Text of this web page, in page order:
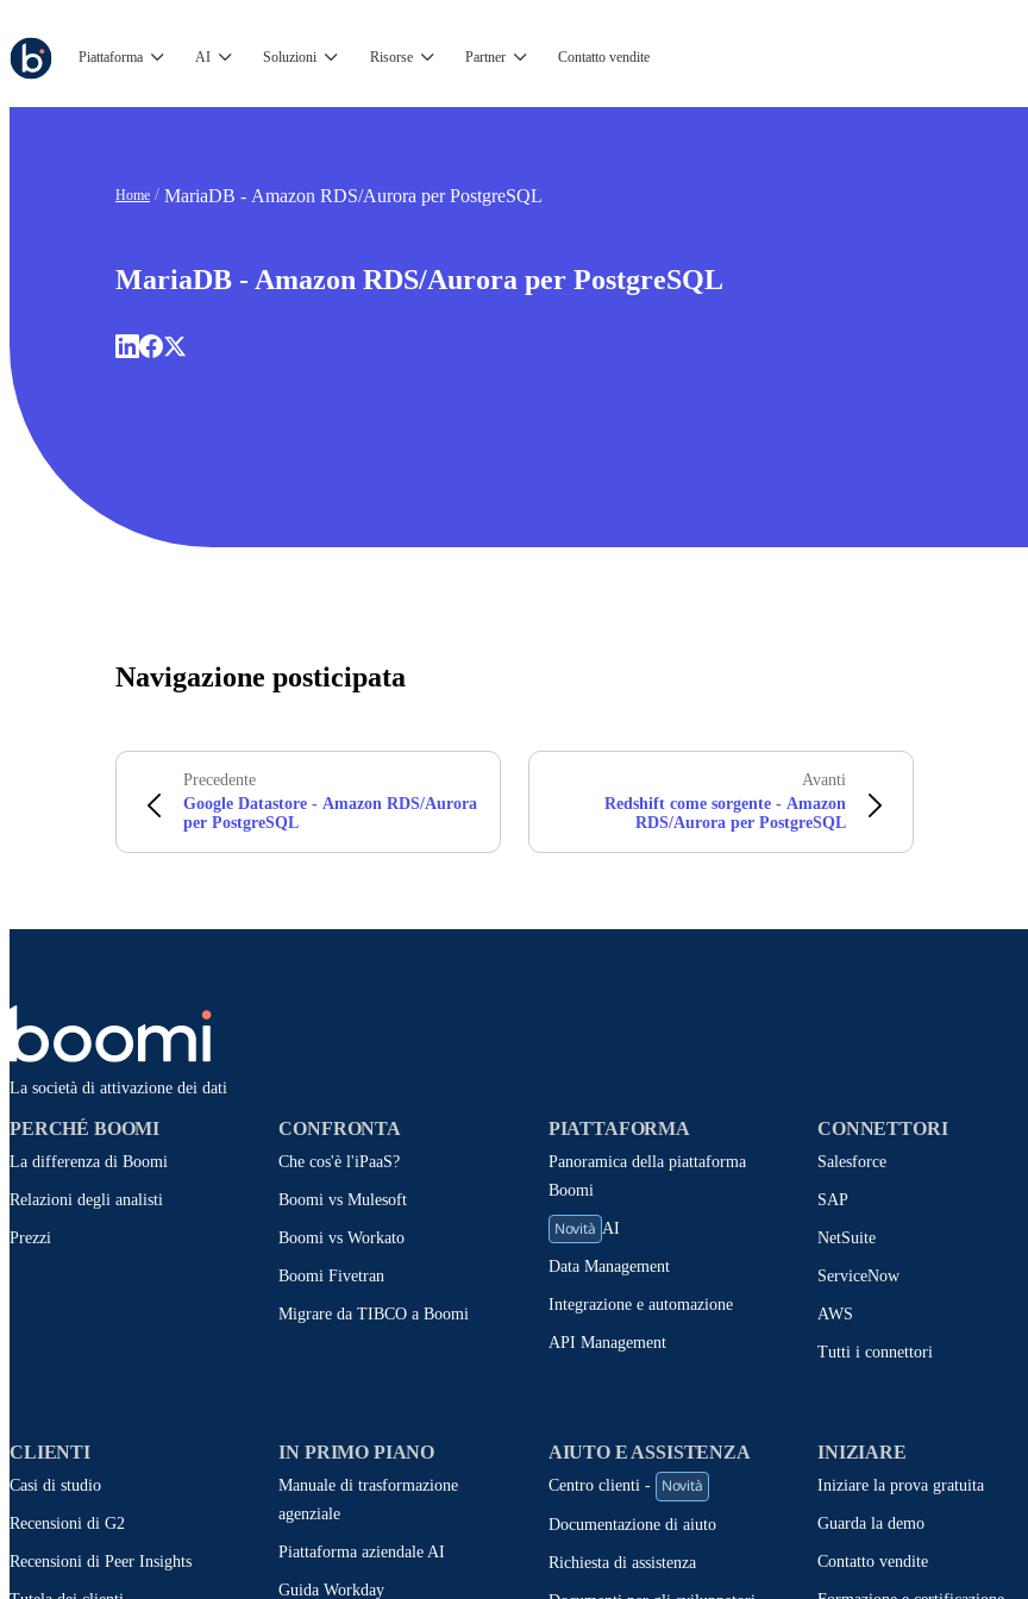
Piattaforma AI Soluzioni Risorse Partner Contatto vendite
Home MariaDB - Amazon RDS/Aurora per PostgreSQL
MariaDB - Amazon RDS/Aurora per PostgreSQL
Navigazione posticipata
Precedente
Google Datastore - Amazon RDS/Aurora
per PostgreSQL
Avanti
Redshift come sorgente - Amazon
RDS/Aurora per PostgreSQL
La società di attivazione dei dati
PERCHÉ BOOMI
La differenza di Boomi
Relazioni degli analisti
Prezzi
CONFRONTA
Che cos'è l'iPaaS?
Boomi vs Mulesoft
Boomi vs Workato
Boomi Fivetran
Migrare da TIBCO a Boomi
PIATTAFORMA
Panoramica della piattaforma
Boomi
Novità AI
Data Management
Integrazione e automazione
API Management
CONNETTORI
Salesforce
SAP
NetSuite
ServiceNow
AWS
Tutti i connettori
CLIENTI
Casi di studio
Recensioni di G2
Recensioni di Peer Insights
IN PRIMO PIANO
Manuale di trasformazione
agenziale
Piattaforma aziendale AI
Guida Workday
AIUTO E ASSISTENZA
Centro clienti - Novità
Documentazione di aiuto
Richiesta di assistenza
INIZIARE
Iniziare la prova gratuita
Guarda la demo
Contatto vendite